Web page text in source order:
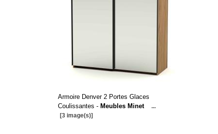
Armoire Denver 2 Portes Glaces
Coulissantes - Meubles Minet
...
[3 image(s)]